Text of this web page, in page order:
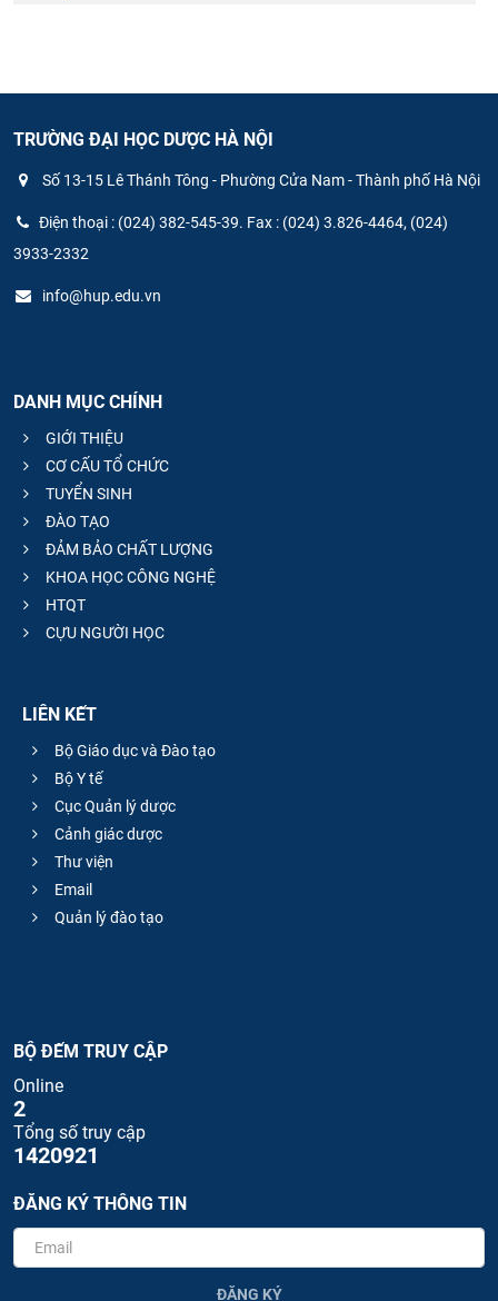
TRƯỜNG ĐẠI HỌC DƯỢC HÀ NỘI
Số 13-15 Lê Thánh Tông - Phường Cửa Nam - Thành phố Hà Nội
Điện thoại : (024) 382-545-39. Fax : (024) 3.826-4464, (024)
3933-2332
info@hup.edu.vn
DANH MỤC CHÍNH
GIỚI THIỆU
CƠ CẤU TỔ CHỨC
TUYỂN SINH
ĐÀO TẠO
ĐẢM BẢO CHẤT LƯỢNG
KHOA HỌC CÔNG NGHỆ
HTQT
CỰU NGƯỜI HỌC
LIÊN KẾT
Bộ Giáo dục và Đào tạo
Bộ Y tế
Cục Quản lý dược
Cảnh giác dược
Thư viện
Email
Quản lý đào tạo
BỘ ĐẾM TRUY CẬP
Online
2
Tổng số truy cập
1420921
ĐĂNG KÝ THÔNG TIN
ĐĂNG KÝ